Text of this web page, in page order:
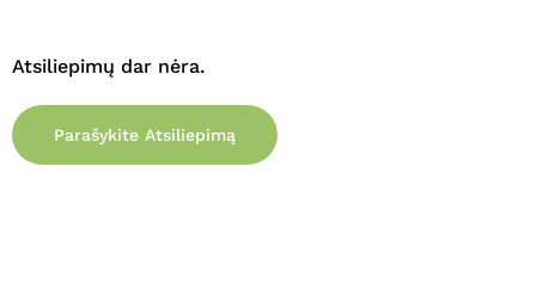
Atsiliepimų dar nėra.
Parašykite Atsiliepimą